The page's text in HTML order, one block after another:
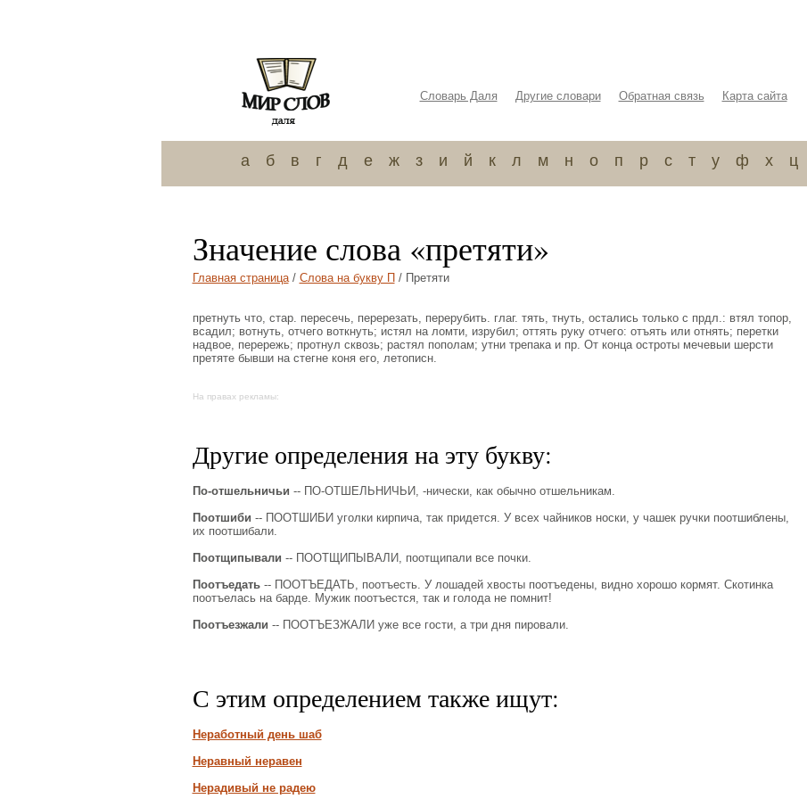
Словарь Даля Другие словари Обратная связь Карта сайта
а б в г д е ж з и й к л м н о п р с т у ф х ц
Значение слова «претяти»
Главная страница/ Слова на букву П / Претяти
претнуть что, стар. пересечь, перерезать, перерубить. глаг. тять, тнуть, остались только с прдл.: втял топор,
всадил; вотнуть, отчего воткнуть; истял на ломти, изрубил; оттять руку отчего: отъять или отнять; перетки
надвое, перережь; протнул сквозь; растял пополам; утни трепака и пр. От конца остроты мечевыи шерсти
претяте бывши на стегне коня его, летописн.
На правах рекламы:
Другие определения на эту букву:
По-отшельничьи -- ПО-ОТШЕЛЬНИЧЬИ, -нически, как обычно отшельникам.
Поотшиби -- ПООТШИБИ уголки кирпича, так придется. У всех чайников носки, у чашек ручки поотшиблены,
их поотшибали.
Поотщипывали -- ПООТЩИПЫВАЛИ, поотщипали все почки.
Поотъедать-- ПООТЪЕДАТЬ, поотъесть. У лошадей хвосты поотъедены, видно хорошо кормят. Скотинка
поотъелась на барде. Мужик поотъестся, так и голода не помнит!
Поотъезжали -- ПООТЪЕЗЖАЛИ уже все гости, а три дня пировали.
С этим определением также ищут:
Неработный день шаб
Неравный неравен
Нерадивый не радею